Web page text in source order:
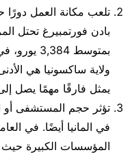
تلعب مكانة العمل
بادن فورتمبيرغ تحتل
بمتوسط
يمثل فارقًا مهمًا يصل إلى
تؤثر حجم المستشفى
في المانيا أيضًا. في
المؤسسات الكبيرة حيث